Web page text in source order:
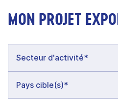
MON PROJET